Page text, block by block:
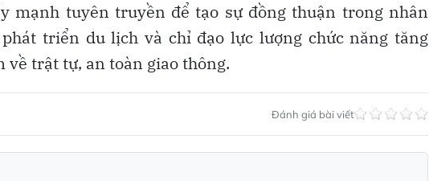
mạnh tuyên truyền để tạo sự đồng thuận trong nhân
triển du lịch và chỉ đạo lực lượng chức năng tăng
trật tự, an toàn giao thông.
Đánh giá bài viết